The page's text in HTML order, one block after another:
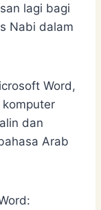
lagi bagi
Nabi dalam
Word,
dan